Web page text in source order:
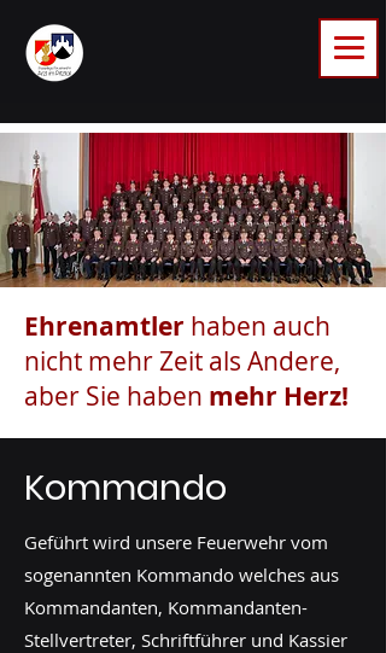
Ehrenamtler haben auch
nicht mehr Zeit als Andere,
aber Sie haben mehr Herz!
Kommando
Geführt wird unsere Feuerwehr vom
sogenannten Kommando welches aus
Kommandanten, Kommandanten-
Stellvertreter, Schriftführer und Kassier